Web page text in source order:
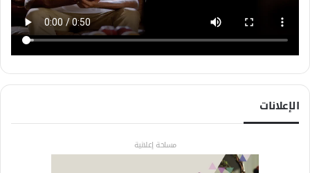
الإعلانات
مساحة إعلانية